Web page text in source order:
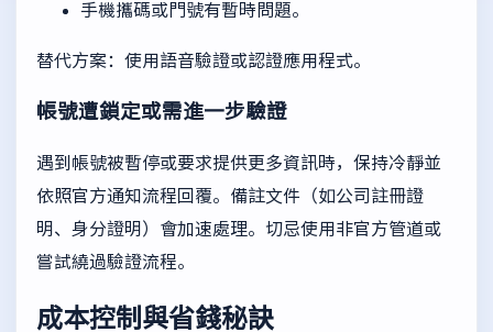
手機攜碼或門號有暫時問題。
替代方案：使用語音驗證或認證應用程式。
帳號遭鎖定或需進一步驗證
遇到帳號被暫停或要求提供更多資訊時，保持冷靜並
依照官方通知流程回覆。備註文件（如公司註冊證
明、身分證明）會加速處理。切忌使用非官方管道或
嘗試繞過驗證流程。
成本控制與省錢秘訣